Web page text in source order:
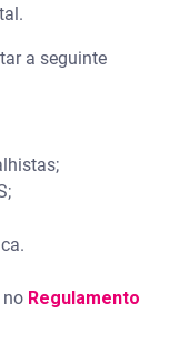
a seguinte
no Regulamento